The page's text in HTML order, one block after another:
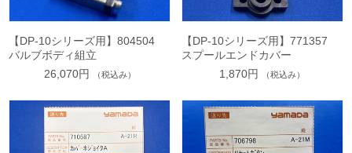
【DP-10シリーズ用】804504
バルブボディ組立
26,070円
（税込み）
【DP-10シリーズ用】771357
スプールエンドカバー
1,870円
（税込み）